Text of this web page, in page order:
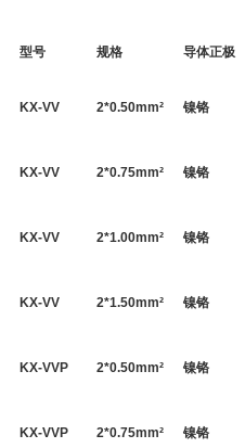
型号 规格 导体正极
KX-VV 2*0.50mm² 镍铬
KX-VV 2*0.75mm² 镍铬
KX-VV 2*1.00mm² 镍铬
KX-VV 2*1.50mm² 镍铬
KX-VVP 2*0.50mm² 镍铬
KX-VVP 2*0.75mm² 镍铬